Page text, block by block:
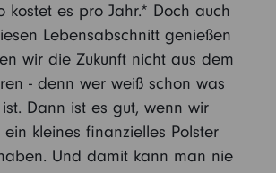
sind noch kein Fidelity Kunde?
Sie sind bereits Fidelity Kunde?
kostet es pro Jahr.* Doch auch
Lebensabschnitt genießen
wir die Zukunft nicht aus dem
- denn wer weiß schon was
Dann ist es gut, wenn wir
kleines finanzielles Polster
Und damit kann man nie